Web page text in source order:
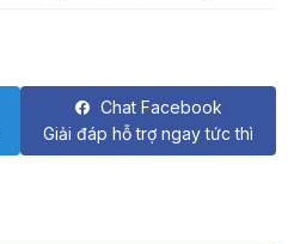
Chat Facebook
Giải đáp hỗ trợ ngay tức thì